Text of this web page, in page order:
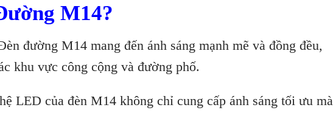
M14?
đường M14 mang đến ánh sáng mạnh mẽ và đồng đều,
khu vực công cộng và đường phố.
LED của đèn M14 không chỉ cung cấp ánh sáng tối ưu mà